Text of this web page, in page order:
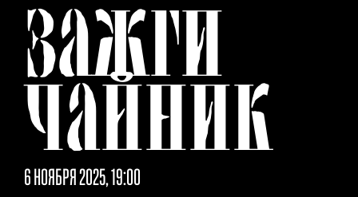
ЗАЖГИ
ЧАЙНИК
6 НОЯБРЯ 2025, 19:00